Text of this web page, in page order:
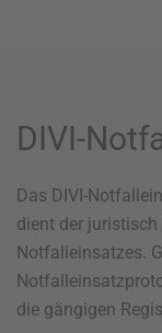
DIVI-
Das DIVI-
dient der
Notfalleinsatzes.
die gängigen